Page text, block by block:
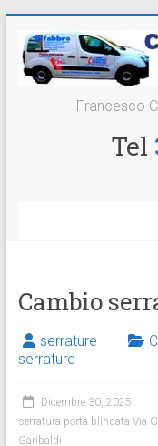
contenuto
Cambio
Francesco
Tel
Cambio
serrature
serrature
Dicembre 30, 2025
serratura porta blindata Via
Garibaldi